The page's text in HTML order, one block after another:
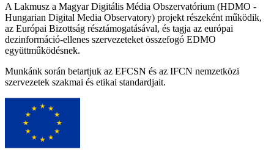
A Lakmusz a Magyar Digitális Média Obszervatórium (HDMO -
Hungarian Digital Media Observatory) projekt részeként működik,
az Európai Bizottság résztámogatásával, és tagja az európai
dezinformáció-ellenes szervezeteket összefogó EDMO
együttműködésnek.
Munkánk során betartjuk az EFCSN és az IFCN nemzetközi
szervezetek szakmai és etikai standardjait.